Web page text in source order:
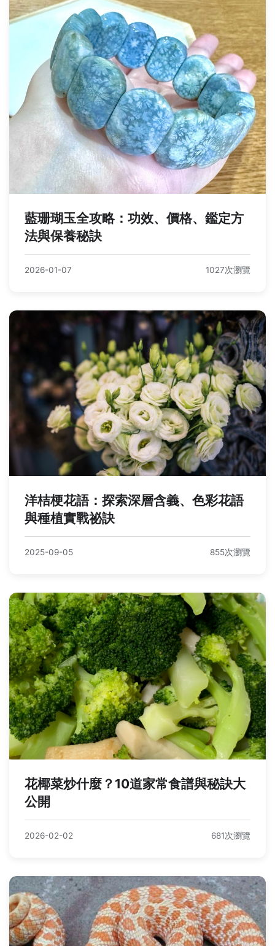
藍珊瑚玉全攻略：功效、價格、鑑定方
法與保養秘訣
2026-01-07 1027次瀏覽
洋桔梗花語：探索深層含義、色彩花語
與種植實戰祕訣
2025-09-05 855次瀏覽
花椰菜炒什麼？10道家常食譜與秘訣大
公開
2026-02-02 681次瀏覽